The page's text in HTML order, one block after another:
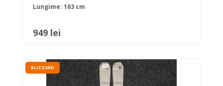
Lungime: 163 cm
949 lei
BLIZZARD